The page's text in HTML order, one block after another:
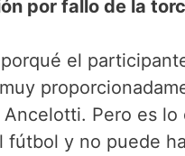
por fallo de la
el
Pero es lo
fútbol y no puede